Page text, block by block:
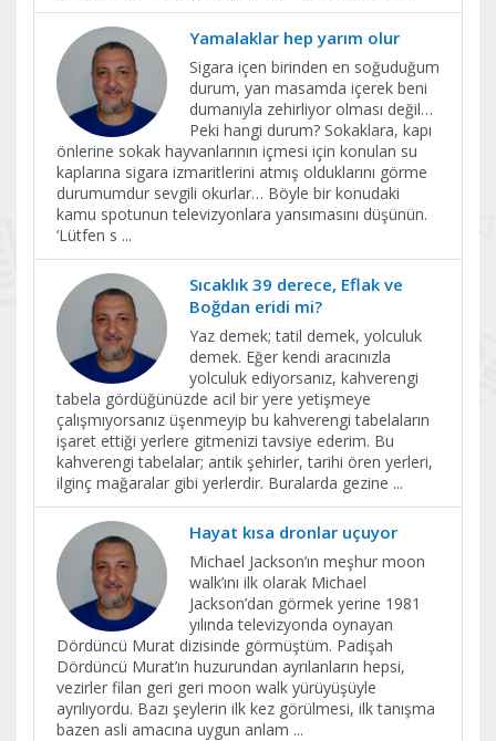
Yamalaklar hep yarım olur
Sigara içen birinden en soğuduğum
durum, yan masamda içerek beni
dumanıyla zehirliyor olması değil…
Peki hangi durum? Sokaklara, kapı
önlerine sokak hayvanlarının içmesi için konulan su
kaplarına sigara izmaritlerini atmış olduklarını görme
durumumdur sevgili okurlar… Böyle bir konudaki
kamu spotunun televizyonlara yansımasını düşünün.
‘Lütfen s ...
Sıcaklık 39 derece, Eflak ve
Boğdan eridi mi?
Yaz demek; tatil demek, yolculuk
demek. Eğer kendi aracınızla
yolculuk ediyorsanız, kahverengi
tabela gördüğünüzde acil bir yere yetişmeye
çalışmıyorsanız üşenmeyip bu kahverengi tabelaların
işaret ettiği yerlere gitmenizi tavsiye ederim. Bu
kahverengi tabelalar; antik şehirler, tarihi ören yerleri,
ilginç mağaralar gibi yerlerdir. Buralarda gezine ...
Hayat kısa dronlar uçuyor
Michael Jackson’ın meşhur moon
walk’ını ilk olarak Michael
Jackson’dan görmek yerine 1981
yılında televizyonda oynayan
Dördüncü Murat dizisinde görmüştüm. Padişah
Dördüncü Murat’ın huzurundan ayrılanların hepsi,
vezirler filan geri geri moon walk yürüyüşüyle
ayrılıyordu. Bazı şeylerin ilk kez görülmesi, ilk tanışma
bazen asli amacına uygun anlam ...